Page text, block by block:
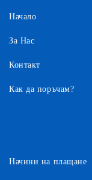
Начало
За Нас
Контакт
Как да поръчам?
Начини на плащане